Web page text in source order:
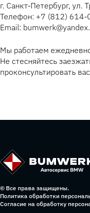
г. Санкт-Петербург, ул.
Телефон: +7 (812) 614-
Email:
Мы работаем
Не стесняйтесь
проконсультировать
© Все права защищены.
Политика обработки
Согласие на обработку